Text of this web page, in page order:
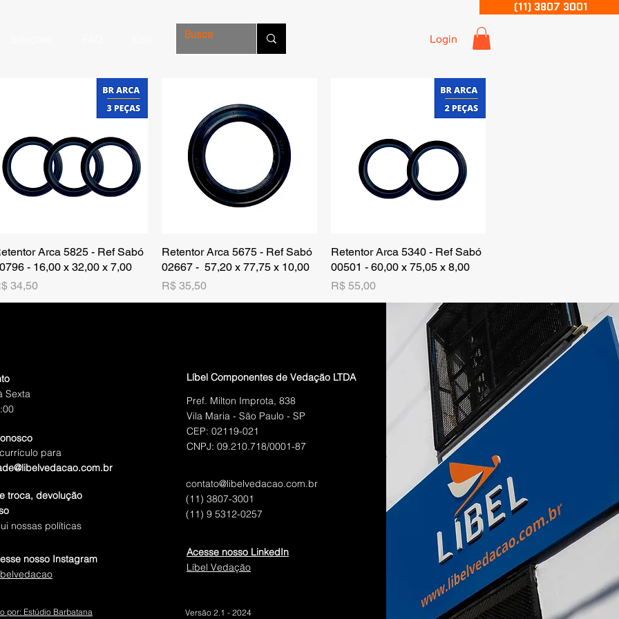
(11) 3807 3001
Login
Visualização rápida
Arca 5825 - Ref Sabó
- 16,00 x 32,00 x 7,00
34,50
Visualização rápida
Retentor Arca 5675 - Ref Sabó
02667 - 57,20 x 77,75 x 10,00
Preço
R$ 35,50
Visualização rápida
Retentor Arca 5340 - Ref Sabó
00501 - 60,00 x 75,05 x 8,00
Preço
R$ 55,00
Sexta
para
troca, devolução
nossas políticas
nosso Instagram
por: Estúdio Barbatana
Líbel Componentes de Vedação LTDA
Pref. Milton Improta, 838
Vila Maria - São Paulo - SP
CEP: 02119-021
CNPJ: 09.210.718/0001-87
contato@libelvedacao.com.br
(11) 3807-3001
(11) 9 5312-0257
Acesse nosso LinkedIn
Líbel Vedação
Versão 2.1 - 2024